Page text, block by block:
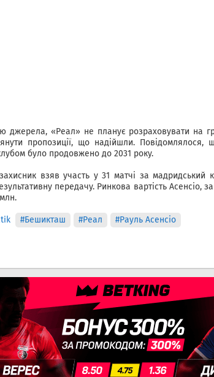
джерела, «Реал» не планує розраховувати на
пропозиції, що надійшли. Повідомлялося,
було продовжено до 2031 року.
взяв участь у 31 матчі за мадридський
передачу. Ринкова вартість Асенсіо,
#Бешикташ #Реал #Рауль Асенсіо